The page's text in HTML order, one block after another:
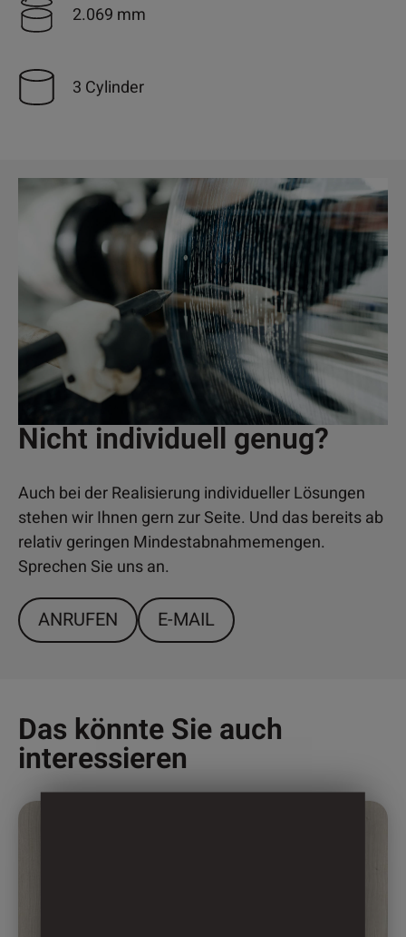
2.069 mm
3 Cylinder
Nicht individuell genug?
Auch bei der Realisierung individueller Lösungen
stehen wir Ihnen gern zur Seite. Und das bereits ab
relativ geringen Mindestabnahmemengen.
Sprechen Sie uns an.
ANRUFEN E-MAIL
Das könnte Sie auch
interessieren
Dieses